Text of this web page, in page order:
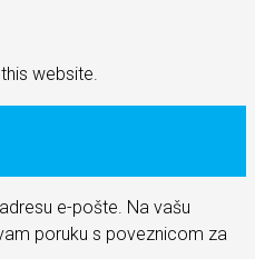
website.
e-pošte. Na vašu
poruku s poveznicom za